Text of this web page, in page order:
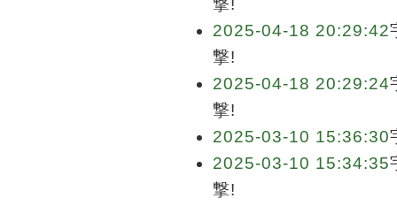
撃!
2025-04-18 20:29:42
撃!
2025-04-18 20:29:24
撃!
2025-03-10 15:36:30
2025-03-10 15:34:35
撃!